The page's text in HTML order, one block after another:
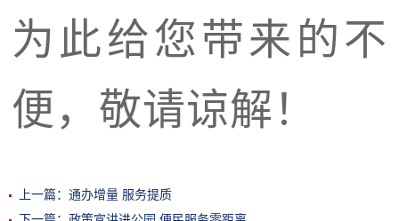
为此给您带来的不
便，敬请谅解！
上一篇：通办增量 服务提质